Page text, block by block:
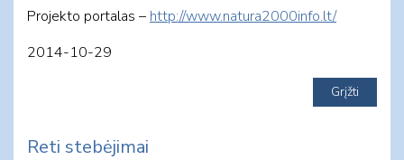
Projekto portalas – http://www.natura2000info.lt/
2014-10-29
Reti stebėjimai